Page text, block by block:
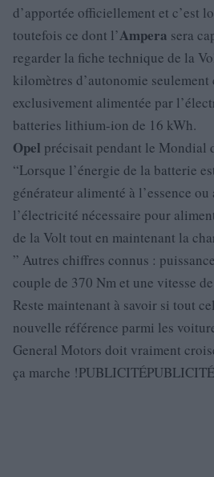
d’apportée officiellement et c’est
toutefois ce dont l’Ampera sera
regarder la fiche technique de la
kilomètres d’autonomie seulement
exclusivement alimentée par
batteries lithium-ion de 16 kWh.
Opel précisait pendant le Mondial
“Lorsque l’énergie de la batterie
générateur alimenté à l’essence
l’électricité nécessaire pour
de la Volt tout en maintenant la
” Autres chiffres connus :
couple de 370 Nm et une vitesse
Reste maintenant à savoir si tout
nouvelle référence parmi les
General Motors doit vraiment
ça marche !PUBLICITÉPUBLICITÉ